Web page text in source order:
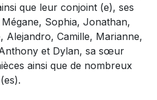
que leur conjoint (e), ses
Sophia, Jonathan,
Alejandro, Camille, Marianne,
et Dylan, sa sœur
ainsi que de nombreux